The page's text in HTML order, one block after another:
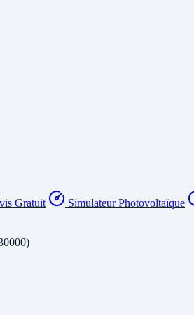
Gratuit Simulateur Photovoltaïque